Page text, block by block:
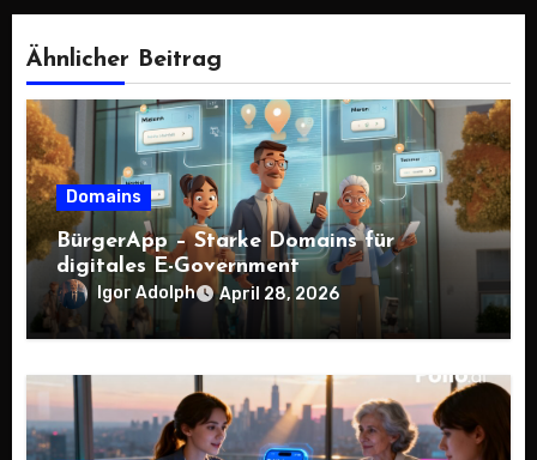
Ähnlicher Beitrag
Domains
BürgerApp – Starke Domains für
digitales E-Government
Igor Adolph April 28, 2026